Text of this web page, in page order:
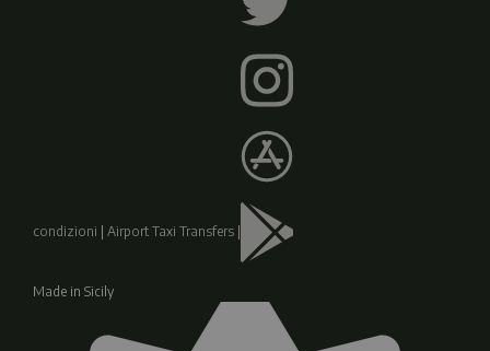
condizioni | Airport Taxi Transfers |
Made in Sicily